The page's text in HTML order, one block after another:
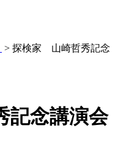
> 探検家 山崎哲秀記念
念講演会